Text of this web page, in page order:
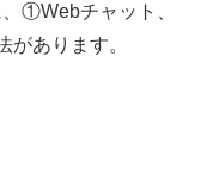
①Webチャット、
あります。